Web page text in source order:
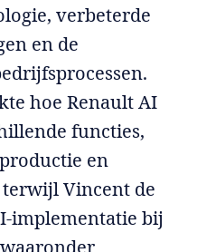
verbeterde
en de
hoe Renault AI
functies,
en
Vincent de
implementatie bij